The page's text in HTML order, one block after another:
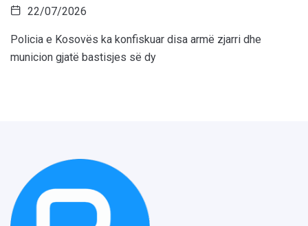
22/07/2026
Policia e Kosovës ka konfiskuar disa armë zjarri dhe
municion gjatë bastisjes së dy